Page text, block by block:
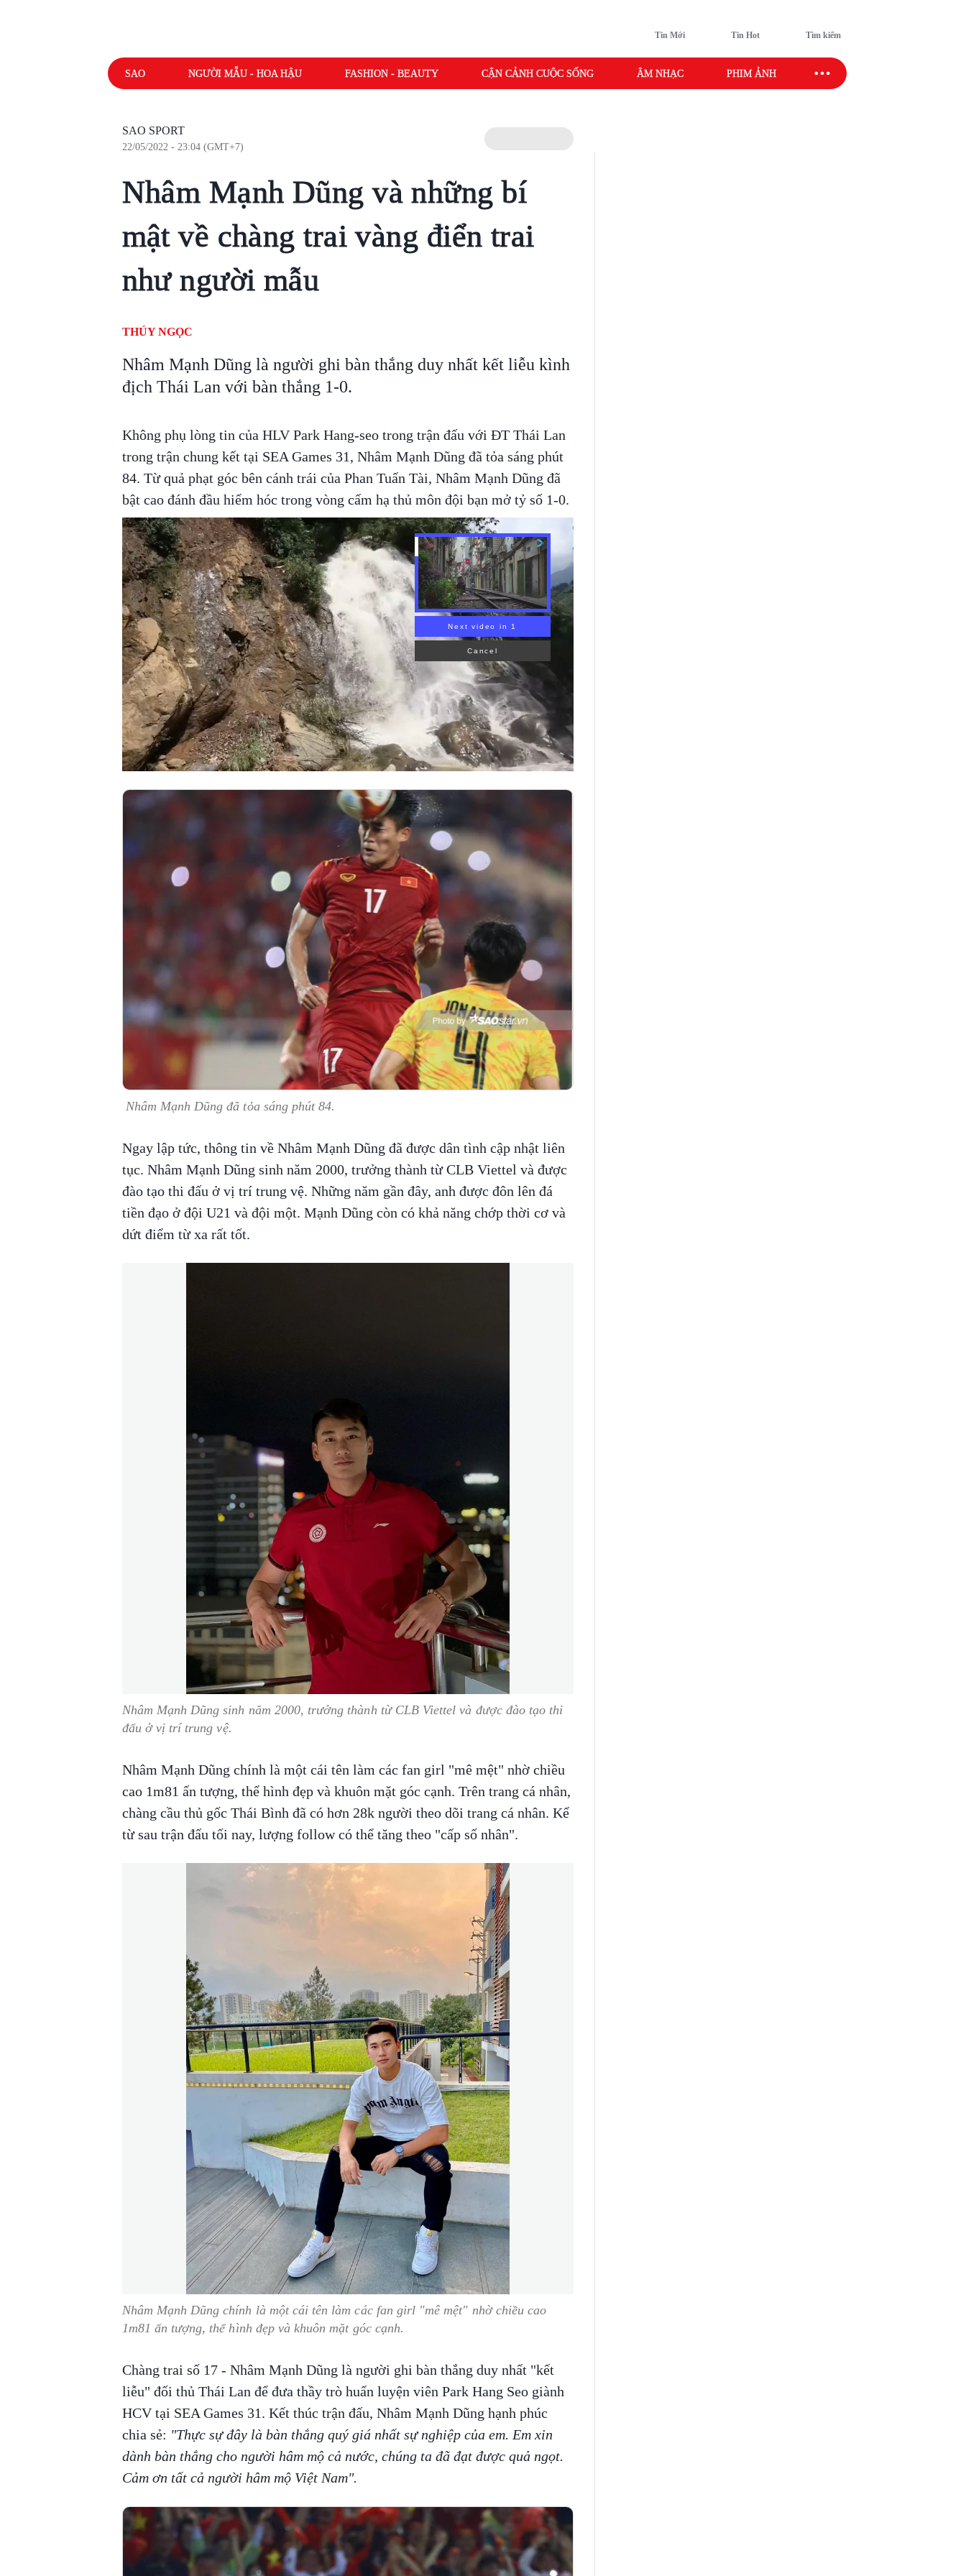
Tin Mới Tin Hot Tìm kiếm
SAO NGƯỜI MẪU - HOA HẬU FASHION - BEAUTY CẬN CẢNH CUỘC SỐNG ÂM NHẠC PHIM ẢNH SAO SPORT
SAO SPORT
22/05/2022 - 23:04 (GMT+7)
Nhâm Mạnh Dũng và những bí
mật về chàng trai vàng điển trai
như người mẫu
THÚY NGỌC
Nhâm Mạnh Dũng là người ghi bàn thắng duy nhất kết liễu kình
địch Thái Lan với bàn thắng 1-0.
Không phụ lòng tin của HLV Park Hang-seo trong trận đấu với ĐT Thái Lan
trong trận chung kết tại SEA Games 31, Nhâm Mạnh Dũng đã tỏa sáng phút
84. Từ quả phạt góc bên cánh trái của Phan Tuấn Tài, Nhâm Mạnh Dũng đã
bật cao đánh đầu hiểm hóc trong vòng cấm hạ thủ môn đội bạn mở tỷ số 1-0.
Nhâm Mạnh Dũng đã tỏa sáng phút 84.
Ngay lập tức, thông tin về Nhâm Mạnh Dũng đã được dân tình cập nhật liên
tục. Nhâm Mạnh Dũng sinh năm 2000, trưởng thành từ CLB Viettel và được
đào tạo thi đấu ở vị trí trung vệ. Những năm gần đây, anh được đôn lên đá
tiền đạo ở đội U21 và đội một. Mạnh Dũng còn có khả năng chớp thời cơ và
dứt điểm từ xa rất tốt.
Nhâm Mạnh Dũng sinh năm 2000, trưởng thành từ CLB Viettel và được đào tạo thi
đấu ở vị trí trung vệ.
Nhâm Mạnh Dũng chính là một cái tên làm các fan girl "mê mệt" nhờ chiều
cao 1m81 ấn tượng, thể hình đẹp và khuôn mặt góc cạnh. Trên trang cá nhân,
chàng cầu thủ gốc Thái Bình đã có hơn 28k người theo dõi trang cá nhân. Kể
từ sau trận đấu tối nay, lượng follow có thể tăng theo "cấp số nhân".
Nhâm Mạnh Dũng chính là một cái tên làm các fan girl "mê mệt" nhờ chiều cao
1m81 ấn tượng, thể hình đẹp và khuôn mặt góc cạnh.
Chàng trai số 17 - Nhâm Mạnh Dũng là người ghi bàn thắng duy nhất "kết
liễu" đối thủ Thái Lan để đưa thầy trò huấn luyện viên Park Hang Seo giành
HCV tại SEA Games 31. Kết thúc trận đấu, Nhâm Mạnh Dũng hạnh phúc
chia sẻ: "Thực sự đây là bàn thắng quý giá nhất sự nghiệp của em. Em xin
dành bàn thắng cho người hâm mộ cả nước, chúng ta đã đạt được quả ngọt.
Cảm ơn tất cả người hâm mộ Việt Nam".